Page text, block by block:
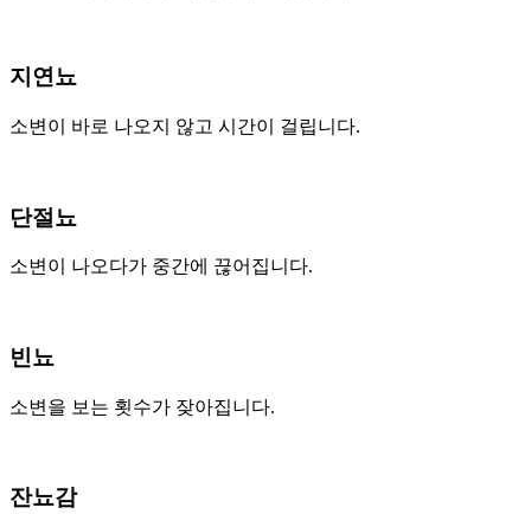
지연뇨
소변이 바로 나오지 않고 시간이 걸립니다.
단절뇨
소변이 나오다가 중간에 끊어집니다.
빈뇨
소변을 보는 횟수가 잦아집니다.
잔뇨감